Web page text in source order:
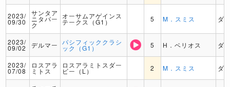
2023/
09/30
サンタア
ニタパー
ク
オーサムアゲインス
テークス（G1） 5 M．スミス ダ
2023/
09/02 デルマー パシフィッククラシ
ック（G1） 5 H．ベリオス ダ
2023/
07/08
ロスアラ
ミトス
ロスアラミトスダー
ビー（L） 2 M．スミス ダ